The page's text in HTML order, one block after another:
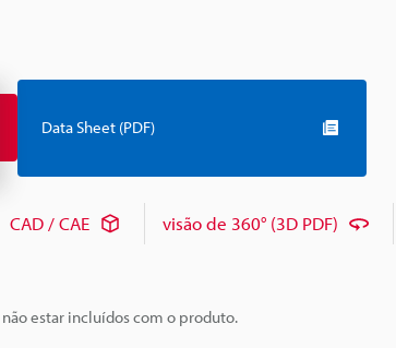
estar incluídos com o produto.
Data Sheet (PDF)
CAD / CAE visão de 360° (3D PDF)